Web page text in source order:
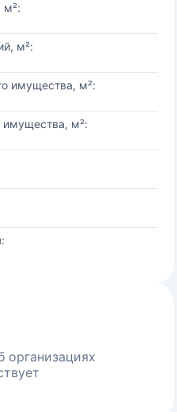
м²:
м²:
имущества, м²:
м²: